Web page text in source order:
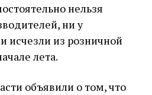
нельзя
ни у
исчезли из розничной
лета.
объявили о том, что